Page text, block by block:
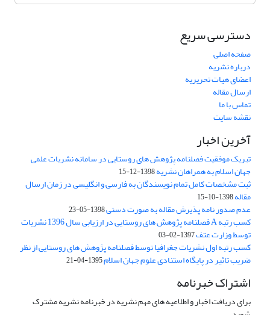
دسترسی سریع
صفحه اصلی
درباره نشریه
اعضای هیات تحریریه
ارسال مقاله
تماس با ما
نقشه سایت
آخرین اخبار
تبریک موفقیت فصلنامه پژوهش های روستایی در سامانه نشریات علمی
جهان اسلام به همراهان نشریه1398-12-15
ثبت مشخصات کامل تمام نویسندگان به فارسی و انگلیسی در زمان ارسال
مقاله1398-10-15
عدم صدور نامه پذیرش مقاله به صورت دستی1398-05-23
کسب رتبه A فصلنامه پژوهش های روستایی در ارزیابی سال 1396 نشریات
توسط وزارت عتف1397-02-03
کسب رتبه اول نشریات جغرافیا توسط فصلنامه پژوهش های روستایی از نظر
ضریب تاثیر در پایگاه استنادی علوم جهان اسلام1395-04-21
اشتراک خبرنامه
برای دریافت اخبار و اطلاعیه های مهم نشریه در خبرنامه نشریه مشترک